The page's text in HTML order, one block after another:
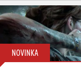
NOVINKA